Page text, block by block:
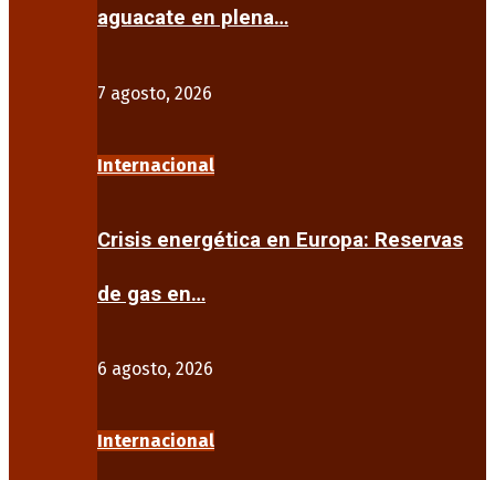
aguacate en plena…
7 agosto, 2026
Internacional
Crisis energética en Europa: Reservas
de gas en…
6 agosto, 2026
Internacional